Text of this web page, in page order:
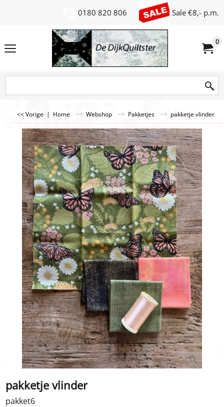
0180 820 806 Sale €8,- p.m.
0
<< Vorige | Home Webshop Pakketjes pakketje vlinder
pakketje vlinder
pakket6